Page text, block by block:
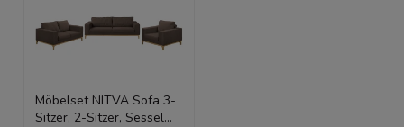
Möbelset NITVA Sofa 3-
Sitzer, 2-Sitzer, Sessel